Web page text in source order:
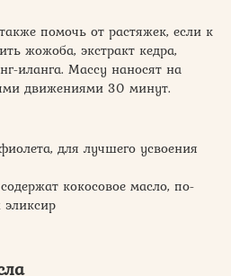
помочь от растяжек, если к
жожоба, экстракт кедра,
иланга. Массу наносят на
движениями 30 минут.
для лучшего усвоения
кокосовое масло, по-